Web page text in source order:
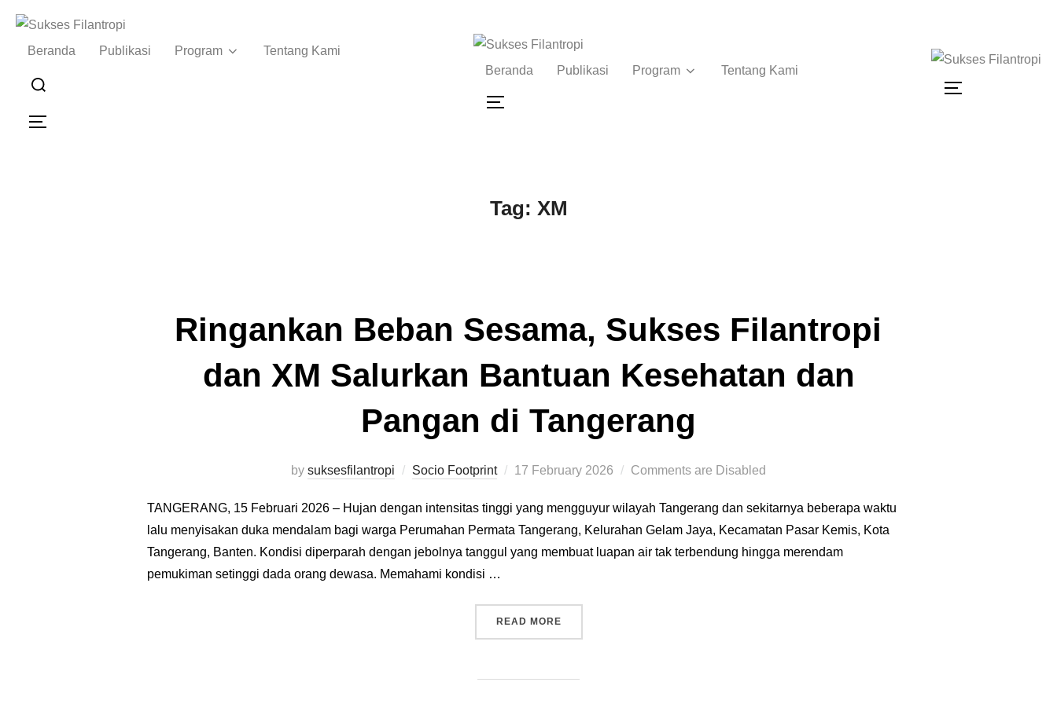
Beranda Publikasi Program
Tentang Kami
Beranda
Publikasi Program Tentang Kami
Tag: XM
Ringankan Beban Sesama, Sukses Filantropi
dan XM Salurkan Bantuan Kesehatan dan
Pangan di Tangerang
by suksesfilantropi Socio Footprint 17 February 2026 Comments are Disabled
TANGERANG, 15 Februari 2026 – Hujan dengan intensitas tinggi yang mengguyur wilayah Tangerang dan sekitarnya beberapa waktu
lalu menyisakan duka mendalam bagi warga Perumahan Permata Tangerang, Kelurahan Gelam Jaya, Kecamatan Pasar Kemis, Kota
Tangerang, Banten. Kondisi diperparah dengan jebolnya tanggul yang membuat luapan air tak terbendung hingga merendam
pemukiman setinggi dada orang dewasa. Memahami kondisi …
READ MORE